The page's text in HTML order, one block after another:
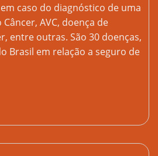
caso do diagnóstico de uma
AVC, doença de
entre outras. São 30 doenças,
Brasil em relação a seguro de